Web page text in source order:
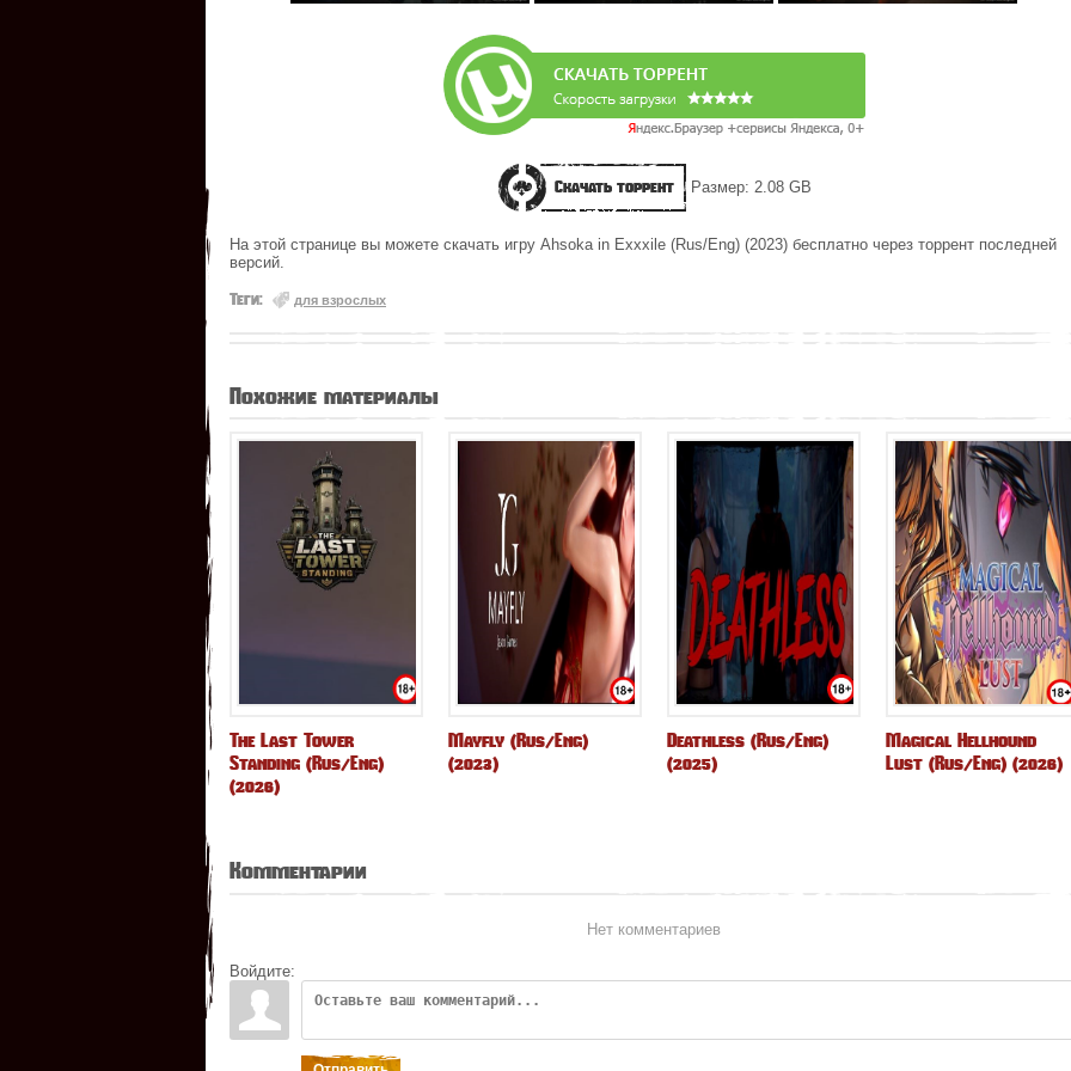
Скачать торрент Размер: 2.08 GB
На этой странице вы можете скачать игру Ahsoka in Exxxile (Rus/Eng) (2023) бесплатно через торрент последней
версий.
Теги: для взрослых
Похожие материалы
The Last Tower
Standing (Rus/Eng)
(2026)
Mayfly (Rus/Eng)
(2023)
Deathless (Rus/Eng)
(2025)
Magical Hellhound
Lust (Rus/Eng) (2026)
Комментарии
Нет комментариев
Войдите: